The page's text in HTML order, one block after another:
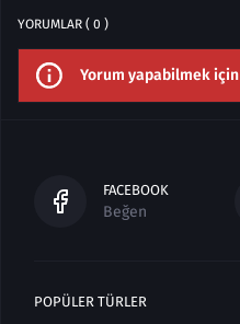
YORUMLAR ( 0 )
Yorum yapabilmek
FACEBOOK
Beğen
POPÜLER TÜRLER